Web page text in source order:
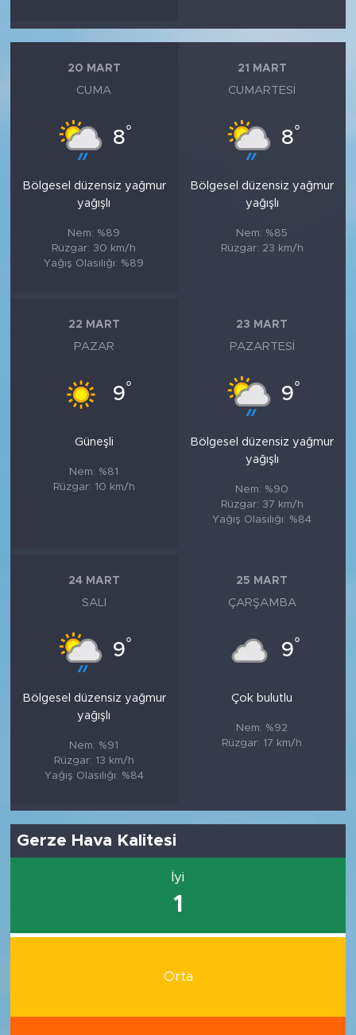
20 MART
CUMA
8°
Bölgesel düzensiz yağmur
yağışlı
Nem: %89
Rüzgar: 30 km/h
Yağış Olasılığı: %89
21 MART
CUMARTESI
8°
Bölgesel düzensiz yağmur
yağışlı
Nem: %85
Rüzgar: 23 km/h
22 MART
PAZAR
9°
Güneşli
Nem: %81
Rüzgar: 10 km/h
23 MART
PAZARTESI
9°
Bölgesel düzensiz yağmur
yağışlı
Nem: %90
Rüzgar: 37 km/h
Yağış Olasılığı: %84
24 MART
SALI
9°
Bölgesel düzensiz yağmur
yağışlı
Nem: %91
Rüzgar: 13 km/h
Yağış Olasılığı: %84
25 MART
ÇARŞAMBA
9°
Çok bulutlu
Nem: %92
Rüzgar: 17 km/h
Gerze Hava Kalitesi
İyi
1
Orta